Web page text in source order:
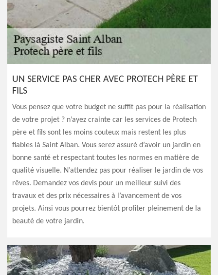
UN SERVICE PAS CHER AVEC PROTECH PÈRE ET
FILS
Vous pensez que votre budget ne suffit pas pour la réalisation
de votre projet ? n’ayez crainte car les services de Protech
père et fils sont les moins couteux mais restent les plus
fiables là Saint Alban. Vous serez assuré d’avoir un jardin en
bonne santé et respectant toutes les normes en matière de
qualité visuelle. N’attendez pas pour réaliser le jardin de vos
rêves. Demandez vos devis pour un meilleur suivi des
travaux et des prix nécessaires à l’avancement de vos
projets. Ainsi vous pourrez bientôt profiter pleinement de la
beauté de votre jardin.